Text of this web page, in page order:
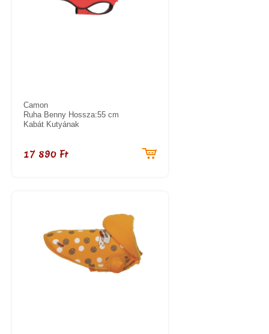
Camon
Ruha Benny Hossza:55 cm
Kabát Kutyának
17 890 Ft